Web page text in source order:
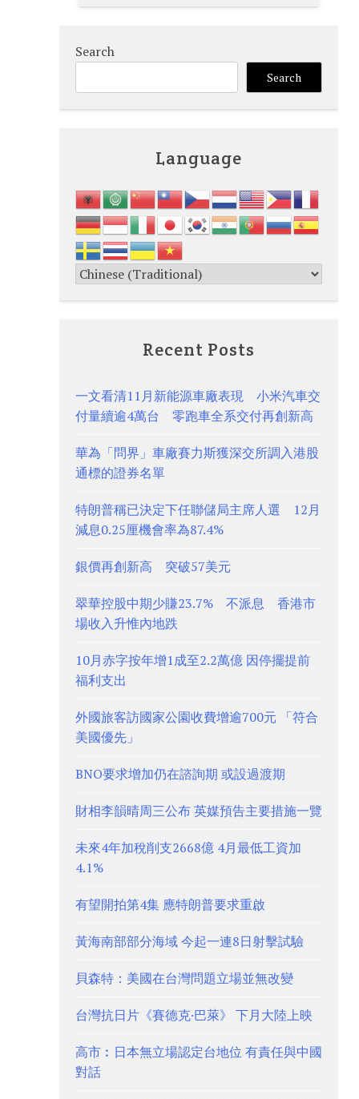
Search
Search
Language
Recent Posts
一文看清11月新能源車廠表現 小米汽車交
付量續逾4萬台 零跑車全系交付再創新高
華為「問界」車廠賽力斯獲深交所調入港股
通標的證券名單
特朗普稱已決定下任聯儲局主席人選 12月
減息0.25厘機會率為87.4%
銀價再創新高 突破57美元
翠華控股中期少賺23.7% 不派息 香港市
場收入升惟內地跌
10月赤字按年增1成至2.2萬億 因停擺提前
福利支出
外國旅客訪國家公園收費增逾700元 「符合
美國優先」
BNO要求增加仍在諮詢期 或設過渡期
財相李韻晴周三公布 英媒預告主要措施一覽
未來4年加稅削支2668億 4月最低工資加
4.1%
有望開拍第4集 應特朗普要求重啟
黃海南部部分海域 今起一連8日射擊試驗
貝森特：美國在台灣問題立場並無改變
台灣抗日片《賽德克·巴萊》 下月大陸上映
高市︰日本無立場認定台地位 有責任與中國
對話